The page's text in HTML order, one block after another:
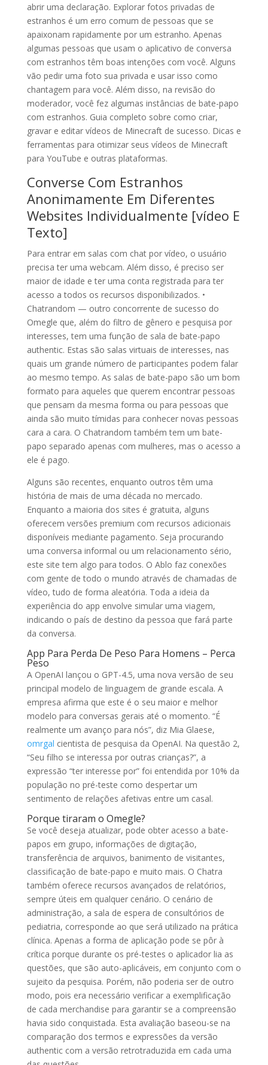
abrir uma declaração. Explorar fotos privadas de
estranhos é um erro comum de pessoas que se
apaixonam rapidamente por um estranho. Apenas
algumas pessoas que usam o aplicativo de conversa
com estranhos têm boas intenções com você. Alguns
vão pedir uma foto sua privada e usar isso como
chantagem para você. Além disso, na revisão do
moderador, você fez algumas instâncias de bate-papo
com estranhos. Guia completo sobre como criar,
gravar e editar vídeos de Minecraft de sucesso. Dicas e
ferramentas para otimizar seus vídeos de Minecraft
para YouTube e outras plataformas.
Converse Com Estranhos
Anonimamente Em Diferentes
Websites Individualmente [vídeo E
Texto]
Para entrar em salas com chat por vídeo, o usuário
precisa ter uma webcam. Além disso, é preciso ser
maior de idade e ter uma conta registrada para ter
acesso a todos os recursos disponibilizados. •
Chatrandom — outro concorrente de sucesso do
Omegle que, além do filtro de gênero e pesquisa por
interesses, tem uma função de sala de bate-papo
authentic. Estas são salas virtuais de interesses, nas
quais um grande número de participantes podem falar
ao mesmo tempo. As salas de bate-papo são um bom
formato para aqueles que querem encontrar pessoas
que pensam da mesma forma ou para pessoas que
ainda são muito tímidas para conhecer novas pessoas
cara a cara. O Chatrandom também tem um bate-
papo separado apenas com mulheres, mas o acesso a
ele é pago.
Alguns são recentes, enquanto outros têm uma
história de mais de uma década no mercado.
Enquanto a maioria dos sites é gratuita, alguns
oferecem versões premium com recursos adicionais
disponíveis mediante pagamento. Seja procurando
uma conversa informal ou um relacionamento sério,
este site tem algo para todos. O Ablo faz conexões
com gente de todo o mundo através de chamadas de
vídeo, tudo de forma aleatória. Toda a ideia da
experiência do app envolve simular uma viagem,
indicando o país de destino da pessoa que fará parte
da conversa.
App Para Perda De Peso Para Homens – Perca
Peso
A OpenAI lançou o GPT-4.5, uma nova versão de seu
principal modelo de linguagem de grande escala. A
empresa afirma que este é o seu maior e melhor
modelo para conversas gerais até o momento. “É
realmente um avanço para nós”, diz Mia Glaese,
omrgal cientista de pesquisa da OpenAI. Na questão 2,
“Seu filho se interessa por outras crianças?”, a
expressão “ter interesse por” foi entendida por 10% da
população no pré-teste como despertar um
sentimento de relações afetivas entre um casal.
Porque tiraram o Omegle?
Se você deseja atualizar, pode obter acesso a bate-
papos em grupo, informações de digitação,
transferência de arquivos, banimento de visitantes,
classificação de bate-papo e muito mais. O Chatra
também oferece recursos avançados de relatórios,
sempre úteis em qualquer cenário. O cenário de
administração, a sala de espera de consultórios de
pediatria, corresponde ao que será utilizado na prática
clínica. Apenas a forma de aplicação pode se pôr à
crítica porque durante os pré-testes o aplicador lia as
questões, que são auto-aplicáveis, em conjunto com o
sujeito da pesquisa. Porém, não poderia ser de outro
modo, pois era necessário verificar a exemplificação
de cada merchandise para garantir se a compreensão
havia sido conquistada. Esta avaliação baseou-se na
comparação dos termos e expressões da versão
authentic com a versão retrotraduzida em cada uma